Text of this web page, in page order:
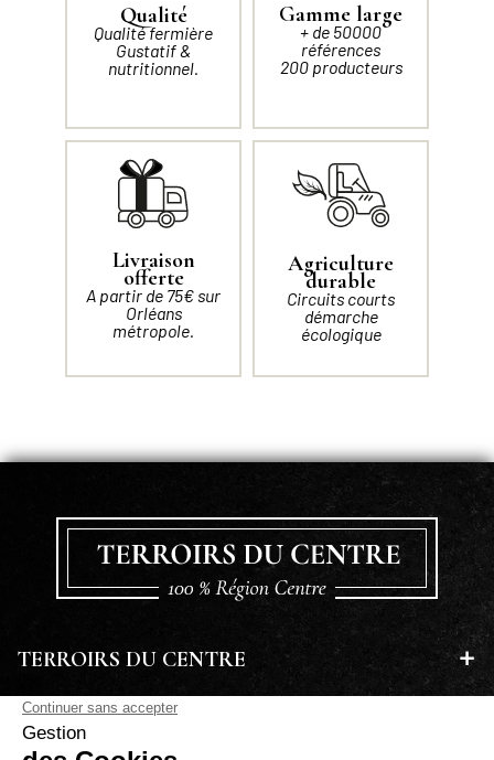
Qualité
Qualité fermière
Gustatif &
nutritionnel.
Gamme large
+ de 50000
références
200 producteurs
Livraison
offerte
A partir de 75€ sur
Orléans
métropole.
Agriculture
durable
Circuits courts
démarche
écologique
TERROIRS DU CENTRE
EN SAVOIR PLUS